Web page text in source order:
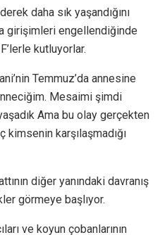
daha sık yaşandığını
girişimleri engellendiğinde
kutluyorlar.
Temmuz’da annesine
Mesaimi şimdi
Ama bu olay gerçekten
karşılaşmadığı
diğer yanındaki davranış
görmeye başlıyor.
ve koyun çobanlarının